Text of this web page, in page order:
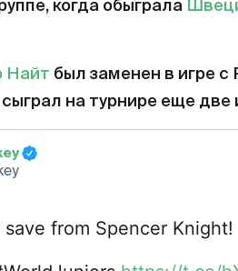
когда обыграла
Найт был заменен в игре с
на турнире еще две
from Spencer Knight!